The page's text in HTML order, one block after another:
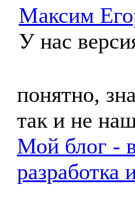
Максим
У нас
понятно,
так и не
Мой блог -
разработка